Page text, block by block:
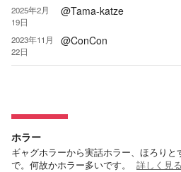
2025年2月
19日
@Tama-katze
2023年11月
22日
@ConCon
ホラー
ギャグホラーから実話ホラー、ほろりと
で。何故かホラー多いです。
詳しく見る